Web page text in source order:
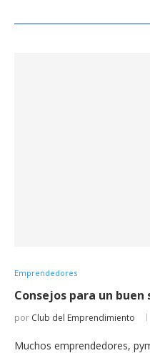
Emprendedores
Consejos para un
por Club del Emprendimiento
Muchos emprendedores,